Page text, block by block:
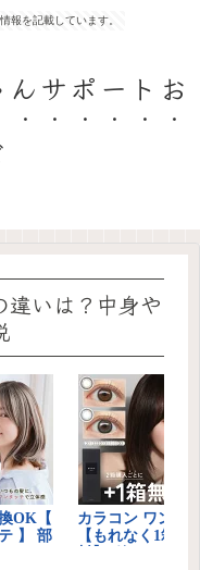
報を記載しています。
サポートお
違いは？中身や